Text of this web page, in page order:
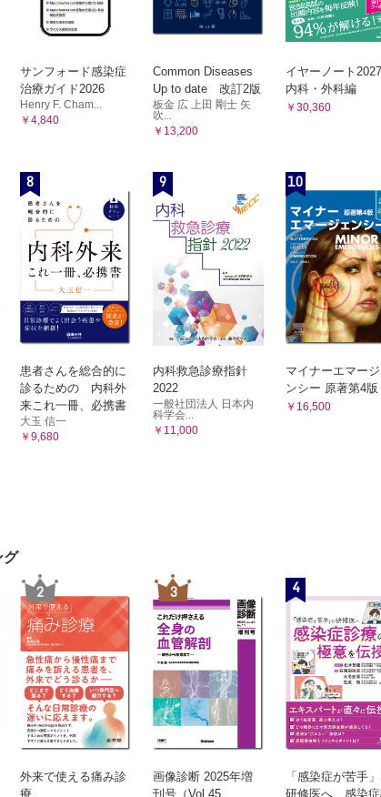
サンフォード感染症
治療ガイド2026
Henry F. Cham...
￥4,840
Common Diseases
Up to date 改訂2版
板金 広 上田 剛士 矢
吹...
￥13,200
イヤーノート2027
内科・外科編
￥30,360
8
患者さんを総合的に
診るための 内科外
来これ一冊、必携書
大玉 信一
￥9,680
9
内科救急診療指針
2022
一般社団法人 日本内
科学会...
￥11,000
10
マイナーエマージ
ンシー 原著第4版
￥16,500
グ
2
外来で使える痛み診
療
3
画像診断 2025年増
刊号（Vol.45
4
「感染症が苦手
研修医へ 感染